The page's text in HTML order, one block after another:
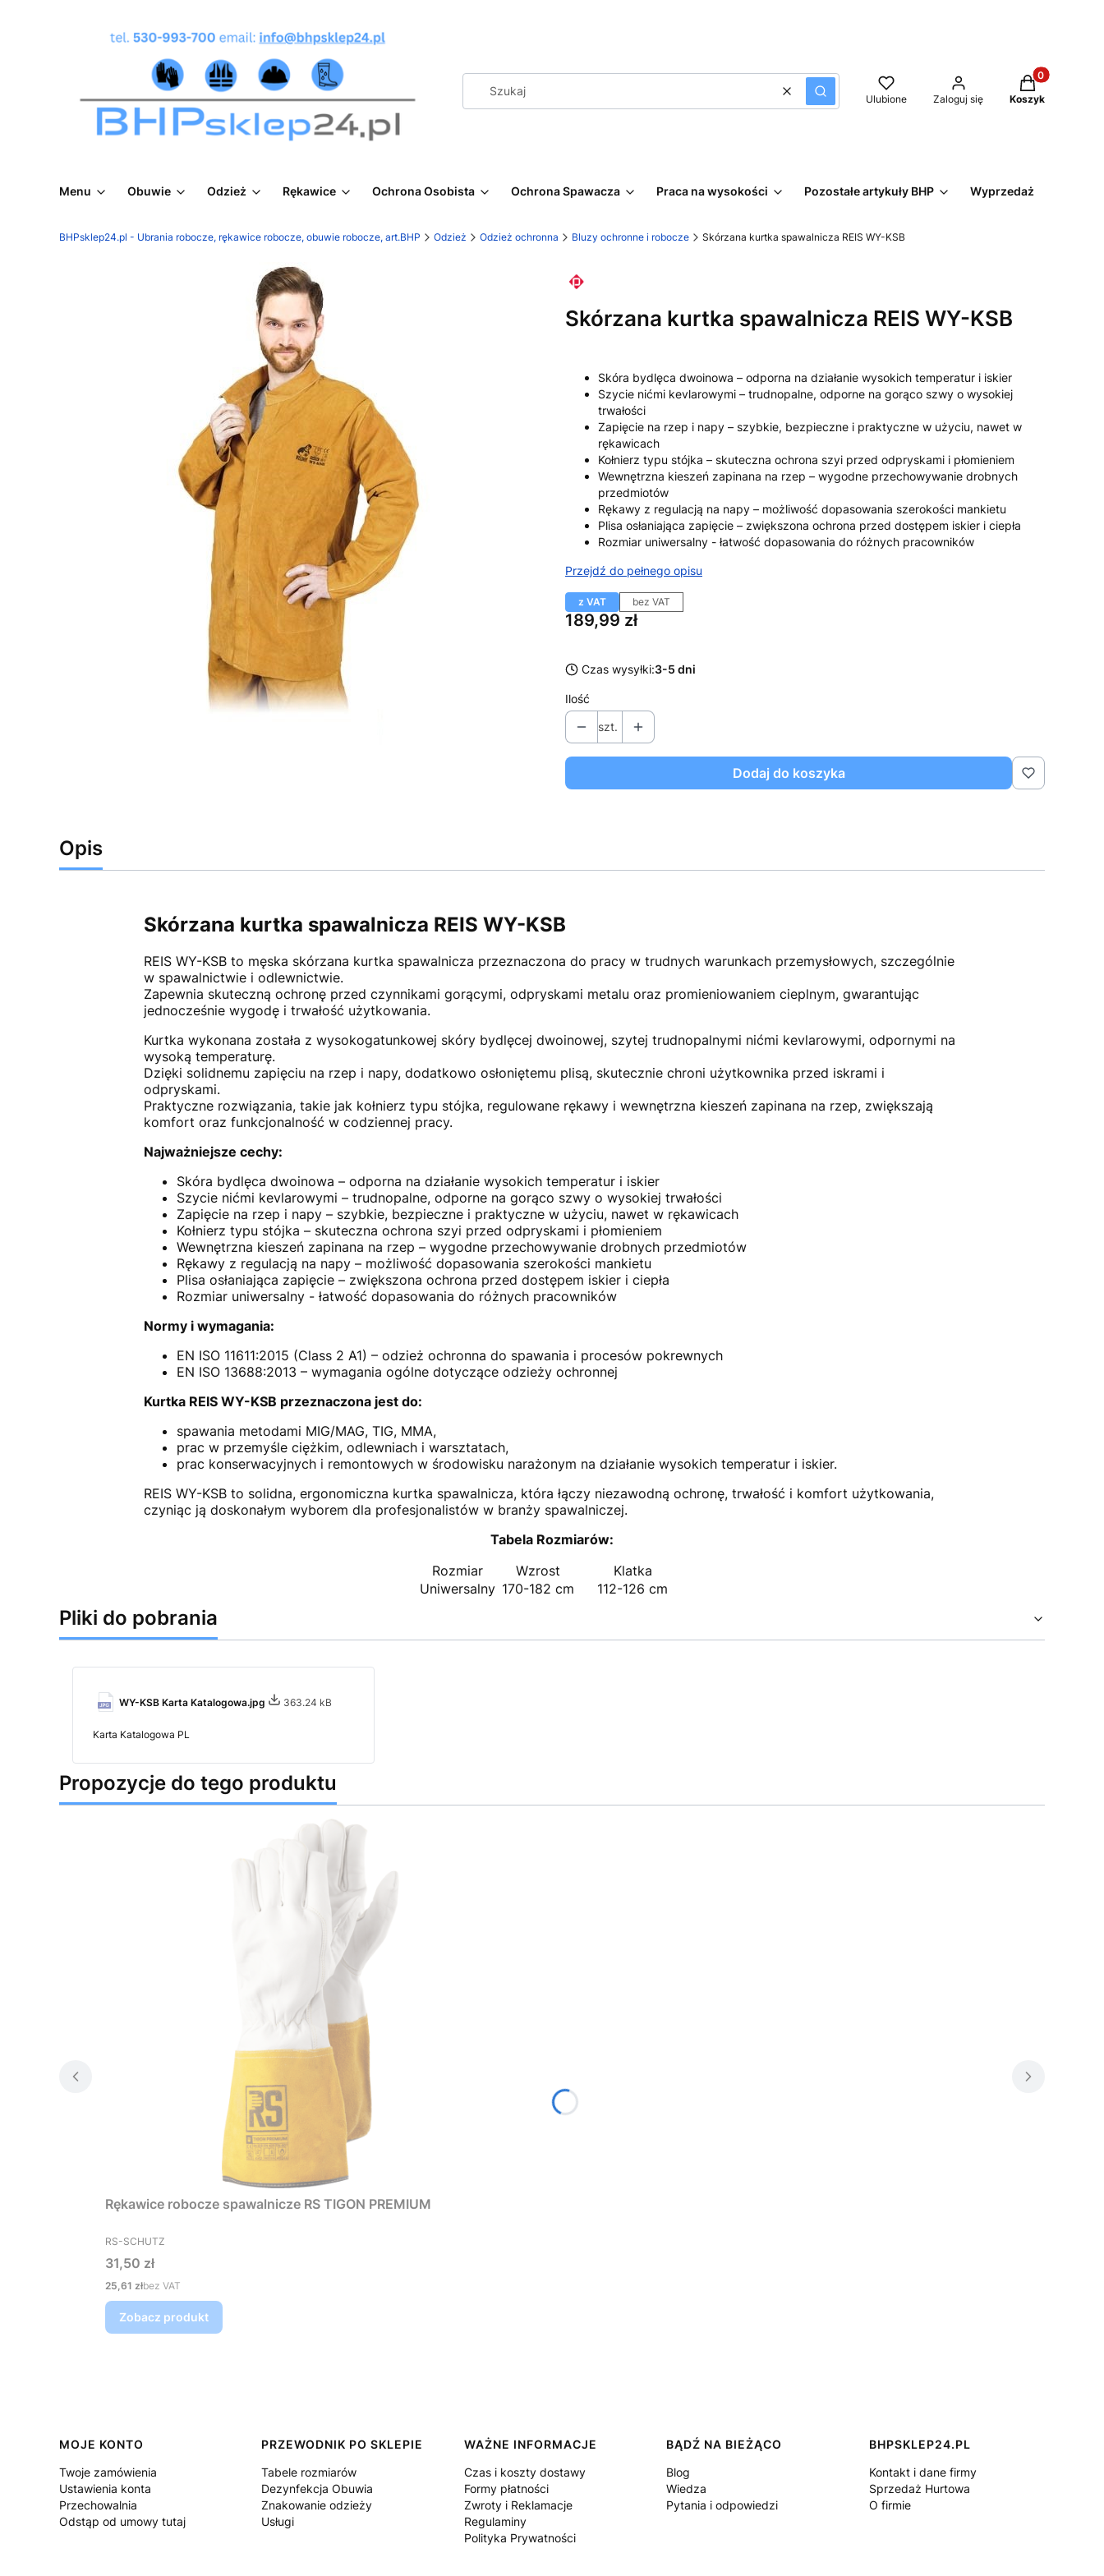
WyczyśćSzukaj Ulubione Zaloguj się
Produkty w
Koszyk
Menu Obuwie Odzież Rękawice Ochrona Osobista Ochrona Spawacza Praca na wysokości Pozostałe artykuły BHP Wyprzedaż
BHPsklep24.pl - Ubrania robocze, rękawice robocze, obuwie robocze, art.BHP Odzież Odzież ochronna Bluzy ochronne i robocze Skórzana kurtka spawalnicza REIS WY-KSB
Skórzana kurtka spawalnicza REIS WY-KSB
Skóra bydlęca dwoinowa – odporna na działanie wysokich temperatur i iskier
Szycie nićmi kevlarowymi – trudnopalne, odporne na gorąco szwy o wysokiej
trwałości
Zapięcie na rzep i napy – szybkie, bezpieczne i praktyczne w użyciu, nawet w
rękawicach
Kołnierz typu stójka – skuteczna ochrona szyi przed odpryskami i płomieniem
Wewnętrzna kieszeń zapinana na rzep – wygodne przechowywanie drobnych
przedmiotów
Rękawy z regulacją na napy – możliwość dopasowania szerokości mankietu
Plisa osłaniająca zapięcie – zwiększona ochrona przed dostępem iskier i ciepła
Rozmiar uniwersalny - łatwość dopasowania do różnych pracowników
Przejdź do pełnego opisu
z VAT bez VAT
Cena
189,99 zł
Czas wysyłki:3-5 dni
Ilość
szt.
Dodaj do koszyka
Opis
Skórzana kurtka spawalnicza REIS WY-KSB
REIS WY-KSB to męska skórzana kurtka spawalnicza przeznaczona do pracy w trudnych warunkach przemysłowych, szczególnie
w spawalnictwie i odlewnictwie.
Zapewnia skuteczną ochronę przed czynnikami gorącymi, odpryskami metalu oraz promieniowaniem cieplnym, gwarantując
jednocześnie wygodę i trwałość użytkowania.
Kurtka wykonana została z wysokogatunkowej skóry bydlęcej dwoinowej, szytej trudnopalnymi nićmi kevlarowymi, odpornymi na
wysoką temperaturę.
Dzięki solidnemu zapięciu na rzep i napy, dodatkowo osłoniętemu plisą, skutecznie chroni użytkownika przed iskrami i
odpryskami.
Praktyczne rozwiązania, takie jak kołnierz typu stójka, regulowane rękawy i wewnętrzna kieszeń zapinana na rzep, zwiększają
komfort oraz funkcjonalność w codziennej pracy.
Najważniejsze cechy:
Skóra bydlęca dwoinowa – odporna na działanie wysokich temperatur i iskier
Szycie nićmi kevlarowymi – trudnopalne, odporne na gorąco szwy o wysokiej trwałości
Zapięcie na rzep i napy – szybkie, bezpieczne i praktyczne w użyciu, nawet w rękawicach
Kołnierz typu stójka – skuteczna ochrona szyi przed odpryskami i płomieniem
Wewnętrzna kieszeń zapinana na rzep – wygodne przechowywanie drobnych przedmiotów
Rękawy z regulacją na napy – możliwość dopasowania szerokości mankietu
Plisa osłaniająca zapięcie – zwiększona ochrona przed dostępem iskier i ciepła
Rozmiar uniwersalny - łatwość dopasowania do różnych pracowników
Normy i wymagania:
EN ISO 11611:2015 (Class 2 A1) – odzież ochronna do spawania i procesów pokrewnych
EN ISO 13688:2013 – wymagania ogólne dotyczące odzieży ochronnej
Kurtka REIS WY-KSB przeznaczona jest do:
spawania metodami MIG/MAG, TIG, MMA,
prac w przemyśle ciężkim, odlewniach i warsztatach,
prac konserwacyjnych i remontowych w środowisku narażonym na działanie wysokich temperatur i iskier.
REIS WY-KSB to solidna, ergonomiczna kurtka spawalnicza, która łączy niezawodną ochronę, trwałość i komfort użytkowania,
czyniąc ją doskonałym wyborem dla profesjonalistów w branży spawalniczej.
Tabela Rozmiarów:
Rozmiar
Wzrost
Klatka
Uniwersalny 170-182 cm 112-126 cm
Pliki do pobrania
WY-KSB Karta Katalogowa.jpg 363.24 kB
Karta Katalogowa PL
Propozycje do tego produktu
Rękawice robocze spawalnicze RS TIGON PREMIUM
PRODUCENT
RS-SCHUTZ
Cena
31,50 zł
Cena
25,61 złbez VAT
Zobacz produkt
Linki w stopce
MOJE KONTO
Twoje zamówienia
Ustawienia konta
Przechowalnia
Odstąp od umowy tutaj
PRZEWODNIK PO SKLEPIE
Tabele rozmiarów
Dezynfekcja Obuwia
Znakowanie odzieży
Usługi
WAŻNE INFORMACJE
Czas i koszty dostawy
Formy płatności
Zwroty i Reklamacje
Regulaminy
Polityka Prywatności
BĄDŹ NA BIEŻĄCO
Blog
Wiedza
Pytania i odpowiedzi
BHPSKLEP24.PL
Kontakt i dane firmy
Sprzedaż Hurtowa
O firmie